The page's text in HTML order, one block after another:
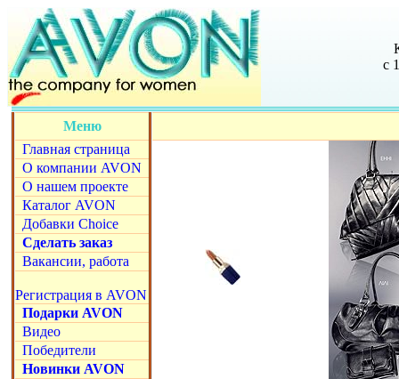
с
Меню
Главная страница
О компании AVON
О нашем проекте
Каталог AVON
Добавки Choice
Сделать заказ
Вакансии, работа
Регистрация в AVON
Подарки AVON
Видео
Победители
Новинки AVON